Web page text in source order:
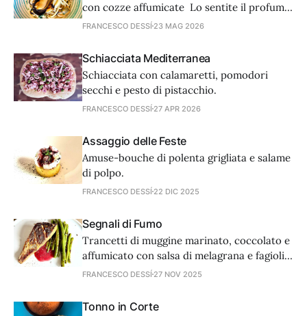
con cozze affumicate Lo sentite il profumo
dell’estate? Con questa ricetta ci
stagione estiva: è un piatto abbastanza
semplice e rustico che sa al contempo di
falò in spiaggia e di cucina d’avanguardia.
Cucinerete gli
FRANCESCO DESSÍ 23 MAG 2026
Schiacciata Mediterranea
Schiacciata con calamaretti, pomodori
secchi e pesto di pistacchio.
FRANCESCO DESSÍ 27 APR 2026
Assaggio delle Feste
Amuse-bouche di polenta grigliata e salame
di polpo.
FRANCESCO DESSÍ 22 DIC 2025
Segnali di Fumo
Trancetti di muggine marinato, coccolato e
affumicato con salsa di melagrana e fagiolini
croccanti.
FRANCESCO DESSÍ 27 NOV 2025
Tonno in Corte